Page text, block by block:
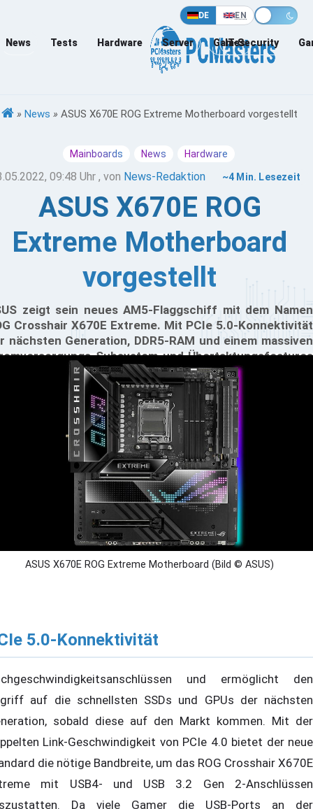
DE EN
News Tests Hardware Server Games
IT-Security
» News » ASUS X670E ROG Extreme Motherboard vorgestellt
Mainboards News Hardware
09:48 Uhr , von News-Redaktion ~4 Min. Lesezeit
ASUS X670E ROG
Extreme Motherboard
vorgestellt
zeigt sein neues AM5-Flaggschiff mit dem Namen
Crosshair X670E Extreme. Mit PCIe 5.0-Konnektivität
nächsten Generation, DDR5-RAM und einem massiven
Subsystem und Übertaktungsfeatures
das Board auf. Dieses Board sollte das Maximum
was aus dem X670E Chipsatz rauszuholen ist und
damit entsprechend teuer.
ASUS X670E ROG Extreme Motherboard (Bild © ASUS)
5.0-Konnektivität
und ermöglicht den
auf die schnellsten SSDs und GPUs der nächsten
sobald diese auf den Markt kommen. Mit der
Link-Geschwindigkeit von PCIe 4.0 bietet der neue
die nötige Bandbreite, um das ROG Crosshair X670E
mit USB4- und USB 3.2 Gen 2-Anschlüssen
Da viele Gamer die USB-Ports an der